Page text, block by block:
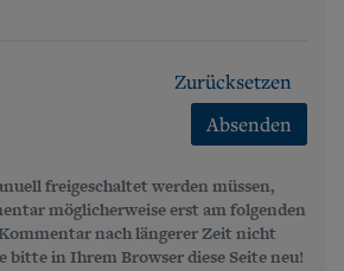
Zurücksetzen
Absenden
freigeschaltet werden müssen,
möglicherweise erst am folgenden
nach längerer Zeit nicht
bitte in Ihrem Browser diese Seite neu!